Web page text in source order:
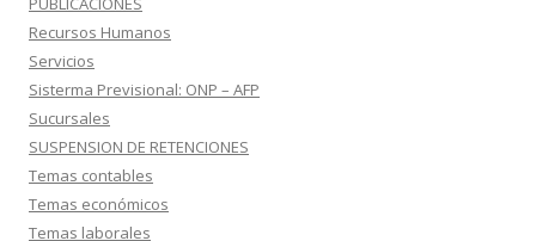
Recursos Humanos
Servicios
Sisterma Previsional: ONP – AFP
Sucursales
SUSPENSION DE RETENCIONES
Temas contables
Temas económicos
Temas laborales